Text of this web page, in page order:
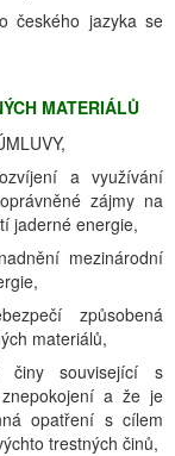
českého jazyka se
MATERIÁLŮ
a využívání
zájmy na
jaderné energie,
mezinárodní
způsobená
materiálů,
činy související s
a že je
opatření s cílem
trestných činů,